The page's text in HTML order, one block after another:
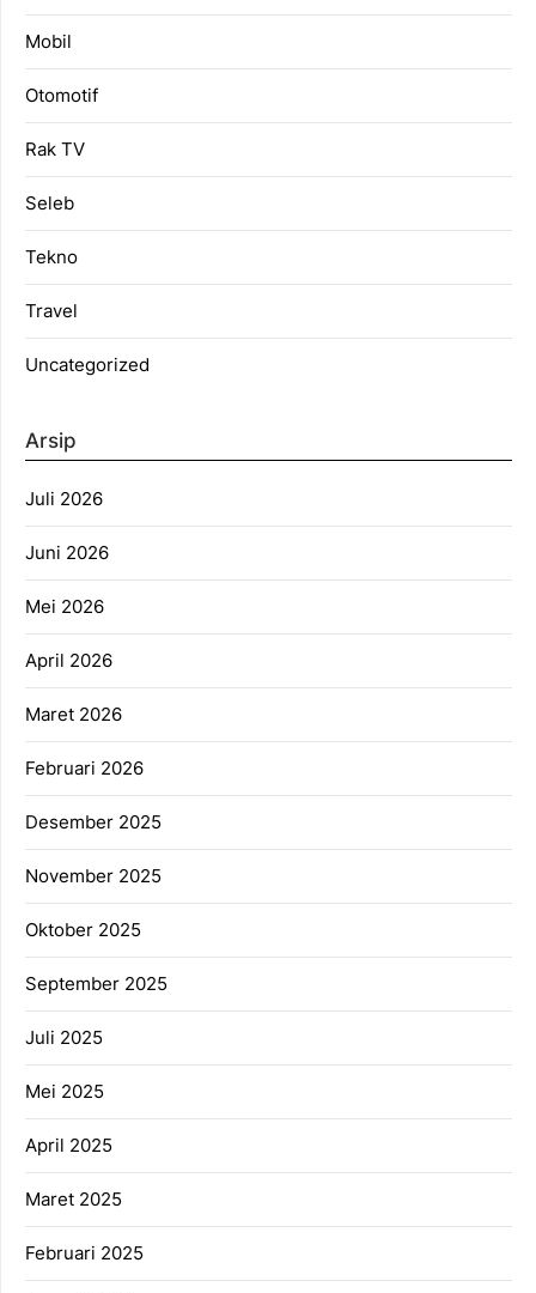
Mobil
Otomotif
Rak TV
Seleb
Tekno
Travel
Uncategorized
Arsip
Juli 2026
Juni 2026
Mei 2026
April 2026
Maret 2026
Februari 2026
Desember 2025
November 2025
Oktober 2025
September 2025
Juli 2025
Mei 2025
April 2025
Maret 2025
Februari 2025